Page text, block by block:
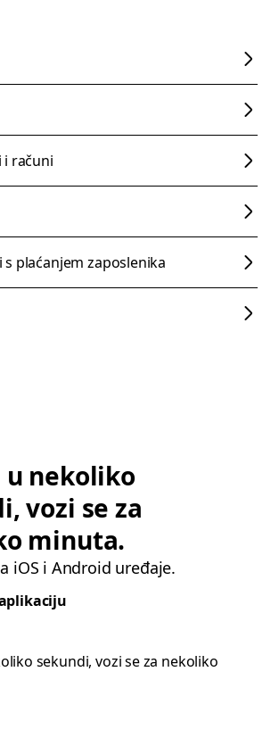
i računi
plaćanjem zaposlenika
u nekoliko
vozi se za
minuta.
iOS i Android uređaje.